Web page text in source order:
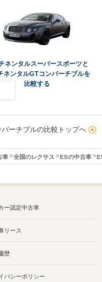
ネンタルスーパースポーツと
ネンタルGTコンバーチブルを
比較する
ーチブルの比較トップへ
車 全国のレクサス ESの中古車
ー認定中古車
リース
歴
バシーポリシー